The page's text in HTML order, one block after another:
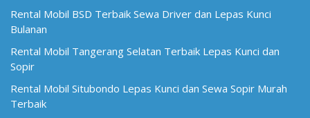
Rental Mobil BSD Terbaik Sewa Driver dan Lepas Kunci
Bulanan
Rental Mobil Tangerang Selatan Terbaik Lepas Kunci dan
Sopir
Rental Mobil Situbondo Lepas Kunci dan Sewa Sopir Murah
Terbaik